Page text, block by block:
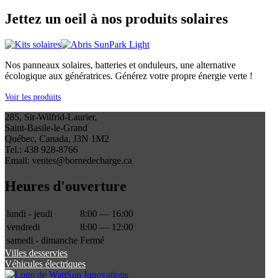
Jettez un oeil à nos produits solaires
Nos panneaux solaires, batteries et onduleurs, une alternative
écologique aux génératrices. Générez votre propre énergie verte !
Voir les produits
285, Sir-Wilfrid-Laurier,
Saint-Basile-le-Grand
Québec, Canada, J3N 1M2
Tel.: 438 928-8766
Email: ventes@bornedecharge.ca
Heures d'ouverture
lundi - jeudi
8:00 — 16:00
vendredi
8:00 — 12:00
samedi - dimanche Fermé
Villes desservies
Véhicules électriques